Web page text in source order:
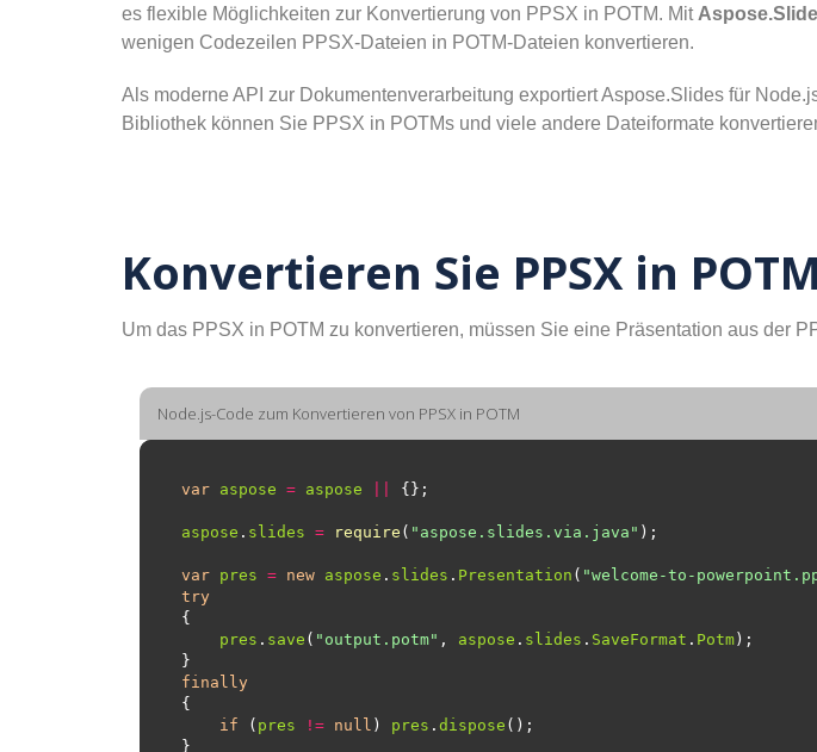
es flexible Möglichkeiten zur Konvertierung von PPSX in POTM. Mit
wenigen Codezeilen PPSX-Dateien in POTM-Dateien konvertieren.
Als moderne API zur Dokumentenverarbeitung exportiert Aspose.Slides für
Bibliothek können Sie PPSX in POTMs und viele andere Dateiformate
Konvertieren Sie PPSX in
Um das PPSX in POTM zu konvertieren, müssen Sie eine Präsentation aus der
Node.js-Code zum Konvertieren von PPSX in POTM
var aspose = aspose
aspose . slides = require ( "aspose.slides.via.java"
var pres = new aspose . slides . Presentation ( "welcome-to-
try
pres . save ( "output.potm" , aspose . slides . SaveFormat . Potm
finally
if ( pres != null ) pres . dispose